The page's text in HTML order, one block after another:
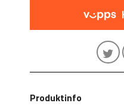
Produktinfo